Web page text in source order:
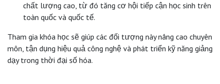
chất lượng cao, từ đó tăng cơ hội tiếp cận học sinh trên
toàn quốc và quốc tế.
Tham gia khóa học sẽ giúp các đối tượng này nâng cao chuyên
môn, tận dụng hiệu quả công nghệ và phát triển kỹ năng giảng
dạy trong thời đại số hóa.